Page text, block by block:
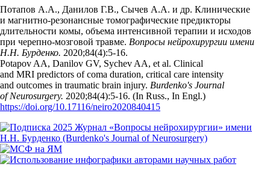
Потапов А.А., Данилов Г.В., Сычев А.А. и др. Клинические
и магнитно-резонансные томографические предикторы
длительности комы, объема интенсивной терапии и исходов
при черепно-мозговой травме. Вопросы нейрохирургии имени
Н.Н. Бурденко. 2020;84(4):5‑16.
Potapov AA, Danilov GV, Sychev AA, et al. Clinical
and MRI predictors of coma duration, critical care intensity
and outcomes in traumatic brain injury. Burdenko's Journal
of Neurosurgery. 2020;84(4):5‑16. (In Russ., In Engl.)
https://doi.org/10.17116/neiro2020840415